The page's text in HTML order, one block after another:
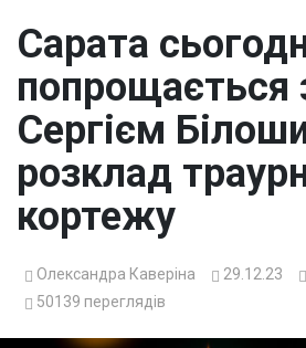
Сарата
попрощається
Сергієм
розклад
кортежу
Олександра Каверіна 29.12.23
50139 переглядів